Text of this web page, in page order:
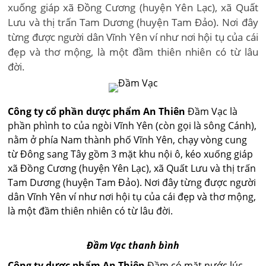
xuống giáp xã Đồng Cương (huyện Yên Lạc), xã Quất
Lưu và thị trấn Tam Dương (huyện Tam Đảo). Nơi đây
từng được người dân Vĩnh Yên ví như nơi hội tụ của cái
đẹp và thơ mộng, là một đầm thiên nhiên có từ lâu
đời.
Công ty cổ phần dược phẩm An ThiênĐầm Vạc là
phần phình to của ngòi Vĩnh Yên (còn gọi là sông Cánh),
nằm ở phía Nam thành phố Vĩnh Yên, chạy vòng cung
từ Đông sang Tây gồm 3 mặt khu nội ô, kéo xuống giáp
xã Đồng Cương (huyện Yên Lạc), xã Quất Lưu và thị trấn
Tam Dương (huyện Tam Đảo). Nơi đây từng được người
dân Vĩnh Yên ví như nơi hội tụ của cái đẹp và thơ mộng,
là một đầm thiên nhiên có từ lâu đời.
Đầm Vạc thanh bình